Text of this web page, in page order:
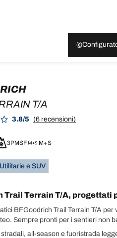
T/A
3.8/5 (6 recensioni)
3PMSF M+S
e SUV
Trail Terrain T/A, progettati
BFGoodrich Trail Terrain T/A
Sempre pronti per i sentieri non
all-season e fuoristrada